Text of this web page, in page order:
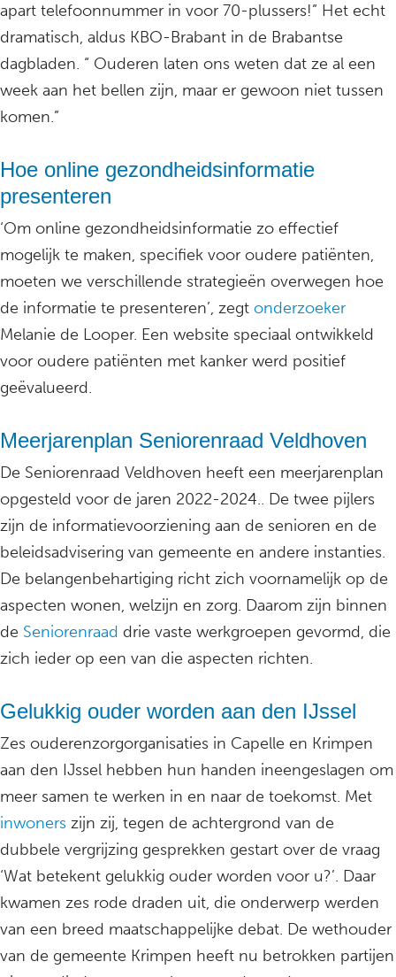
apart telefoonnummer in voor 70-plussers!” Het echt
dramatisch, aldus KBO-Brabant in de Brabantse
dagbladen. “ Ouderen laten ons weten dat ze al een
week aan het bellen zijn, maar er gewoon niet tussen
komen.”
Hoe online gezondheidsinformatie
presenteren
‘Om online gezondheidsinformatie zo effectief
mogelijk te maken, specifiek voor oudere patiënten,
moeten we verschillende strategieën overwegen hoe
de informatie te presenteren’, zegt onderzoeker
Melanie de Looper. Een website speciaal ontwikkeld
voor oudere patiënten met kanker werd positief
geëvalueerd.
Meerjarenplan Seniorenraad Veldhoven
De Seniorenraad Veldhoven heeft een meerjarenplan
opgesteld voor de jaren 2022-2024.. De twee pijlers
zijn de informatievoorziening aan de senioren en de
beleidsadvisering van gemeente en andere instanties.
De belangenbehartiging richt zich voornamelijk op de
aspecten wonen, welzijn en zorg. Daarom zijn binnen
de Seniorenraad drie vaste werkgroepen gevormd, die
zich ieder op een van die aspecten richten.
Gelukkig ouder worden aan den IJssel
Zes ouderenzorgorganisaties in Capelle en Krimpen
aan den IJssel hebben hun handen ineengeslagen om
meer samen te werken in en naar de toekomst. Met
inwoners zijn zij, tegen de achtergrond van de
dubbele vergrijzing gesprekken gestart over de vraag
‘Wat betekent gelukkig ouder worden voor u?’. Daar
kwamen zes rode draden uit, die onderwerp werden
van een breed maatschappelijke debat. De wethouder
van de gemeente Krimpen heeft nu betrokken partijen